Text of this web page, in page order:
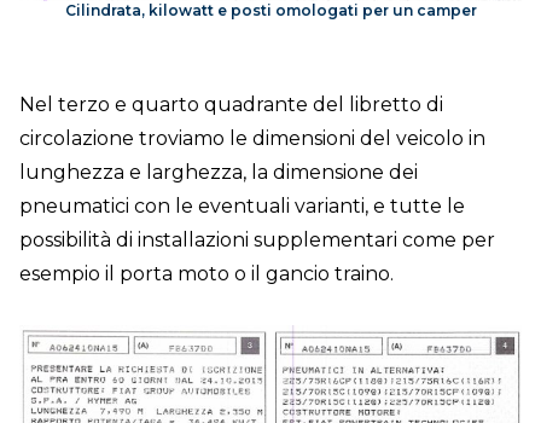
Cilindrata, kilowatt e posti omologati per un camper
Nel terzo e quarto quadrante del libretto di
circolazione troviamo le dimensioni del veicolo in
lunghezza e larghezza, la dimensione dei
pneumatici con le eventuali varianti, e tutte le
possibilità di installazioni supplementari come per
esempio il porta moto o il gancio traino.